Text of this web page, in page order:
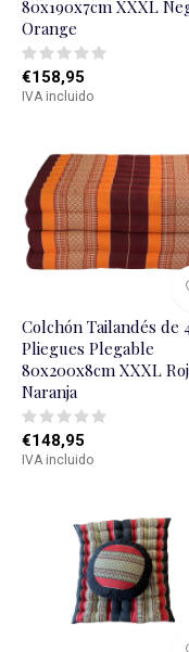
80x190x7cm XXXL
Orange
€158,95
IVA incluido
Colchón Tailandés de
Pliegues Plegable
80x200x8cm XXXL
Naranja
€148,95
IVA incluido